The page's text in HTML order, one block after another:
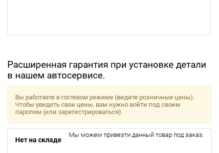
Расширенная гарантия при установке детали
в нашем автосервисе.
Вы работаете в гостевом режиме (видите розничные цены).
Чтобы увидеть свои цены, вам нужно войти под своим
паролем (или зарегистрироваться).
Нет на складе
Мы можем привезти данный товар под заказ.